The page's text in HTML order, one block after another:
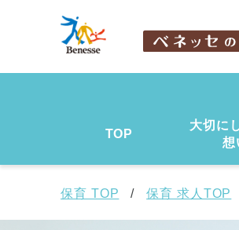
TOP
大切に
想
保育 TOP 保育 求人TOP